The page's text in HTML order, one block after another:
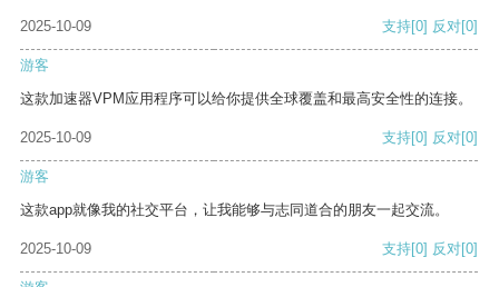
2025-10-09 支持[0] 反对[0]
游客
这款加速器VPM应用程序可以给你提供全球覆盖和最高安全性的连接。
2025-10-09 支持[0] 反对[0]
游客
这款app就像我的社交平台，让我能够与志同道合的朋友一起交流。
2025-10-09 支持[0] 反对[0]